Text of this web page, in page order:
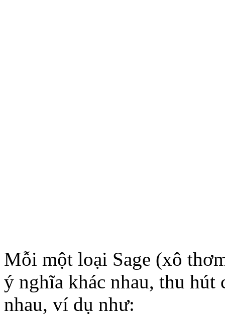
Mỗi một loại Sage (xô
ý nghĩa khác nhau, thu hút
nhau, ví dụ như: